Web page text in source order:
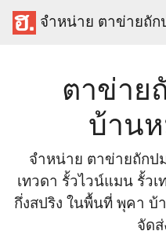
จำหน่าย ตาข่ายถัก
ตาข่าย
บ้าน
จำหน่าย ตาข่ายถัก
เทวดา รั้วไวน์แมน รั้ว
กึ่งสปริง ในพื้นที่ พุคา
จัด